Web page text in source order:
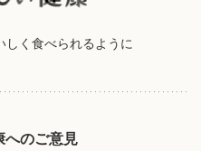
しく食べられるように
へのご意見